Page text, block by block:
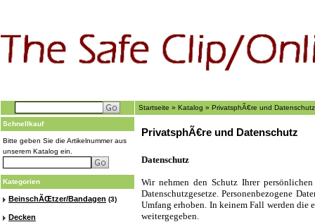
Startseite » Katalog » PrivatsphÃ€re und Datenschutz
Schnellkauf
Bitte geben Sie die Artikelnummer aus
unserem Katalog ein.
Kategorien
BeinschÃŒtzer/Bandagen (3)
Decken
PrivatsphÃ€re und Datenschutz
Datenschutz
Wir nehmen den Schutz Ihrer
Datenschutzgesetze. Personenbezogene
Umfang erhoben. In keinem Fall werden die
weitergegeben.